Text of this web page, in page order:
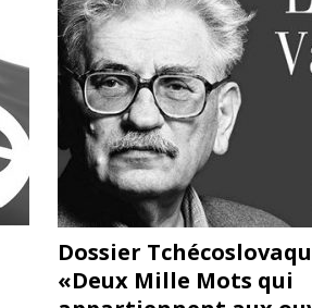
militaire
ETATS-UNIS
comptent: l’urgence de la démilitarisation de la
Dossier
«Deux Mille Mots qui